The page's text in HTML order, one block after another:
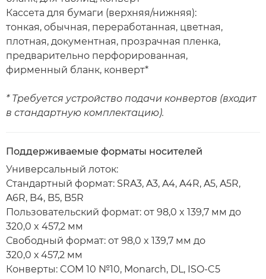
Кассета для бумаги (верхняя/нижняя):
тонкая, обычная, переработанная, цветная,
плотная, документная, прозрачная пленка,
предварительно перфорированная,
фирменный бланк, конверт*
* Требуется устройство подачи конвертов (входит
в стандартную комплектацию).
Поддерживаемые форматы носителей
Универсальный лоток:
Стандартный формат: SRA3, A3, A4, A4R, A5, A5R,
A6R, B4, B5, B5R
Пользовательский формат: от 98,0 x 139,7 мм до
320,0 x 457,2 мм
Свободный формат: от 98,0 x 139,7 мм до
320,0 х 457,2 мм
Конверты: COM 10 №10, Monarch, DL, ISO-C5